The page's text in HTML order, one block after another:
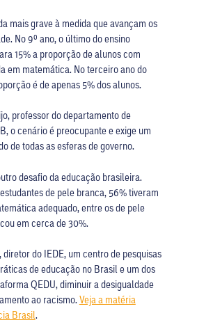
mais grave à medida que avançam os
No 9º ano, o último do ensino
15% a proporção de alunos com
em matemática. No terceiro ano do
é de apenas 5% dos alunos.
professor do departamento de
o cenário é preocupante e exige um
de todas as esferas de governo.
desafio da educação brasileira.
de pele branca, 56% tiveram
adequado, entre os de pele
em cerca de 30%.
diretor do IEDE, um centro de pesquisas
de educação no Brasil e um dos
QEDU, diminuir a desigualdade
ao racismo.Veja a matéria
Brasil.